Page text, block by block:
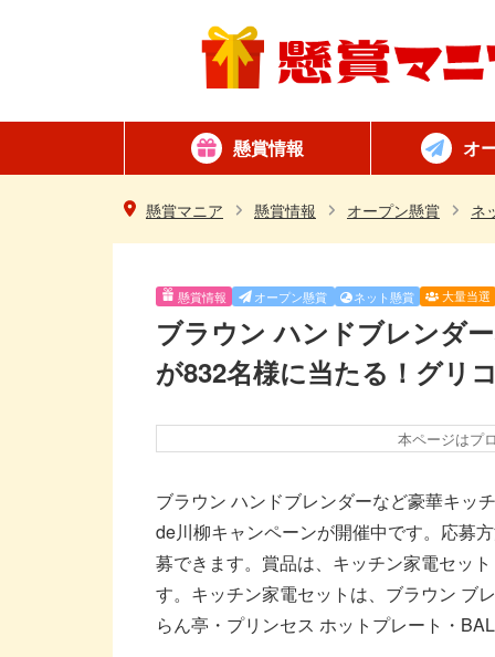
懸賞情報
ネット懸賞
はがき懸賞
懸賞カテゴリ一覧
オ
簡
毎
懸賞マニア 懸賞情報 オープン懸賞 ネ
懸賞情報 オープン懸賞 ネット懸賞 大量当選
ブラウン ハンドブレンダ
が832名様に当たる！グリ
本ページはプ
ブラウン ハンドブレンダーなど豪華キッ
de川柳キャンペーンが開催中です。応募
募できます。賞品は、キッチン家電セッ
す。キッチン家電セットは、ブラウン ブ
らん亭・プリンセス ホットプレート・